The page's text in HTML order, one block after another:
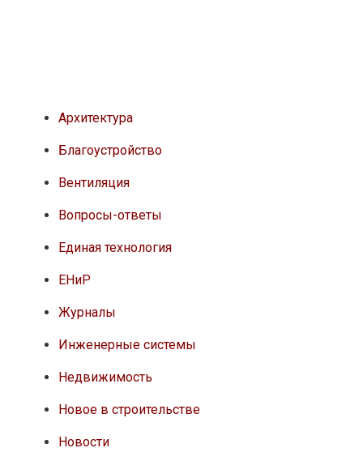
Архитектура
Благоустройство
Вентиляция
Вопросы-ответы
Единая технология
ЕНиР
Журналы
Инженерные системы
Недвижимость
Новое в строительстве
Новости